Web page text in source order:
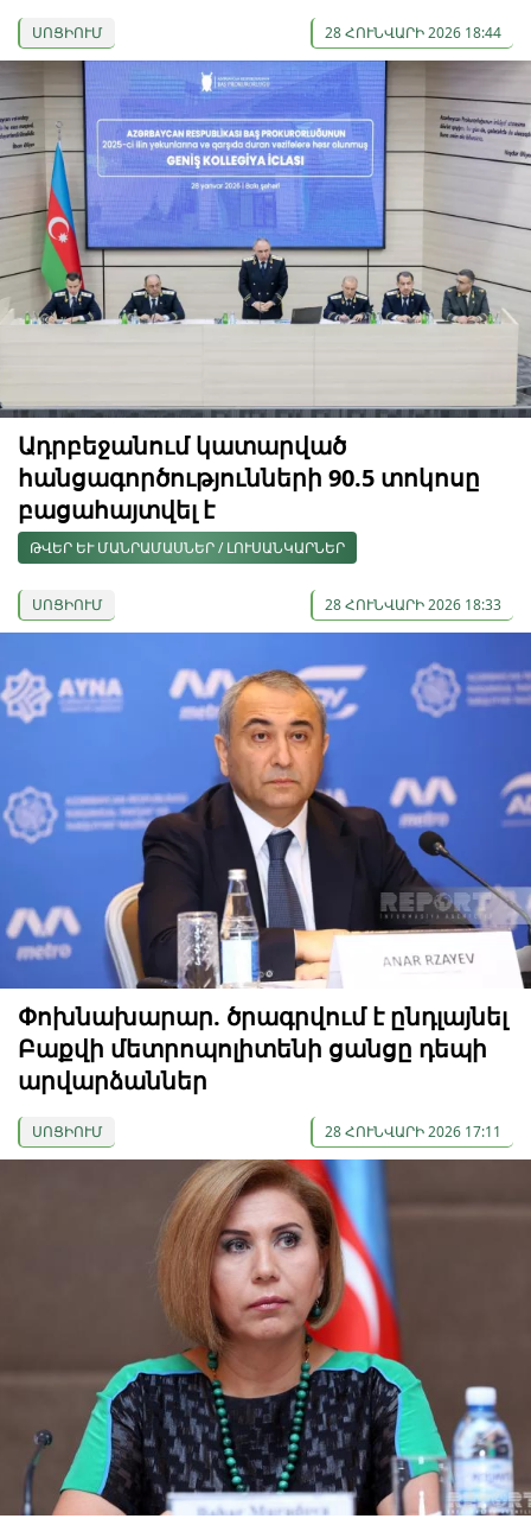
ՍՈՑԻՈՒՄ 28 ՀՈՒՆՎԱՐԻ 2026 18:44
Ադրբեջանում կատարված
հանցագործությունների 90.5 տոկոսը
բացահայտվել է
ԹՎԵՐ ԵՒ ՄԱՆՐԱՄԱՍՆԵՐ / ԼՈՒՍԱՆԿԱՐՆԵՐ
ՍՈՑԻՈՒՄ 28 ՀՈՒՆՎԱՐԻ 2026 18:33
Փոխնախարար. ծրագրվում է ընդլայնել
Բաքվի մետրոպոլիտենի ցանցը դեպի
արվարձաններ
ՍՈՑԻՈՒՄ 28 ՀՈՒՆՎԱՐԻ 2026 17:11